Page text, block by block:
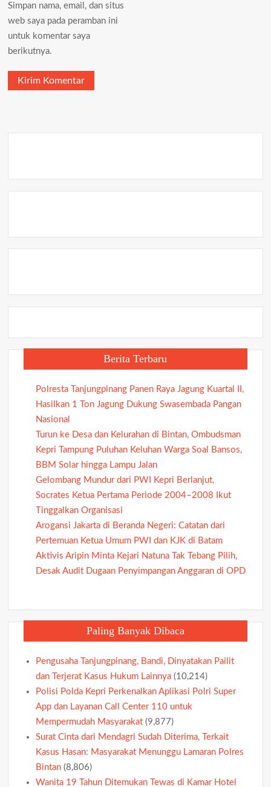
Simpan nama, email, dan situs
web saya pada peramban ini
untuk komentar saya
berikutnya.
Berita Terbaru
Polresta Tanjungpinang Panen Raya Jagung Kuartal II,
Hasilkan 1 Ton Jagung Dukung Swasembada Pangan
Nasional
Turun ke Desa dan Kelurahan di Bintan, Ombudsman
Kepri Tampung Puluhan Keluhan Warga Soal Bansos,
BBM Solar hingga Lampu Jalan
Gelombang Mundur dari PWI Kepri Berlanjut,
Socrates Ketua Pertama Periode 2004–2008 Ikut
Tinggalkan Organisasi
Arogansi Jakarta di Beranda Negeri: Catatan dari
Pertemuan Ketua Umum PWI dan KJK di Batam
Aktivis Aripin Minta Kejari Natuna Tak Tebang Pilih,
Desak Audit Dugaan Penyimpangan Anggaran di OPD
Paling Banyak Dibaca
Pengusaha Tanjungpinang, Bandi, Dinyatakan Pailit
dan Terjerat Kasus Hukum Lainnya (10,214)
Polisi Polda Kepri Perkenalkan Aplikasi Polri Super
App dan Layanan Call Center 110 untuk
Mempermudah Masyarakat (9,877)
Surat Cinta dari Mendagri Sudah Diterima, Terkait
Kasus Hasan: Masyarakat Menunggu Lamaran Polres
Bintan (8,806)
Wanita 19 Tahun Ditemukan Tewas di Kamar Hotel